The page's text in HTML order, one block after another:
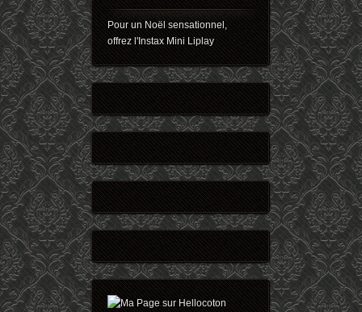
Pour un Noël sensationnel,
offrez l'Instax Mini Liplay